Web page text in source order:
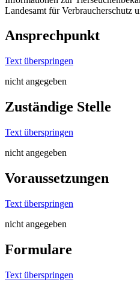
Landesamt für Verbraucherschutz
Ansprechpunkt
Text überspringen
nicht angegeben
Zuständige Stelle
Text überspringen
nicht angegeben
Voraussetzungen
Text überspringen
nicht angegeben
Formulare
Text überspringen